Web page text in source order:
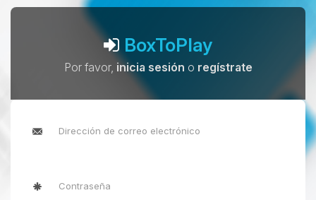
BoxToPlay
Por favor, inicia sesión o regístrate